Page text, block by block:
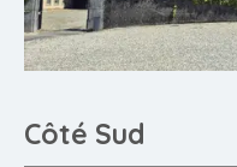
Côté Sud